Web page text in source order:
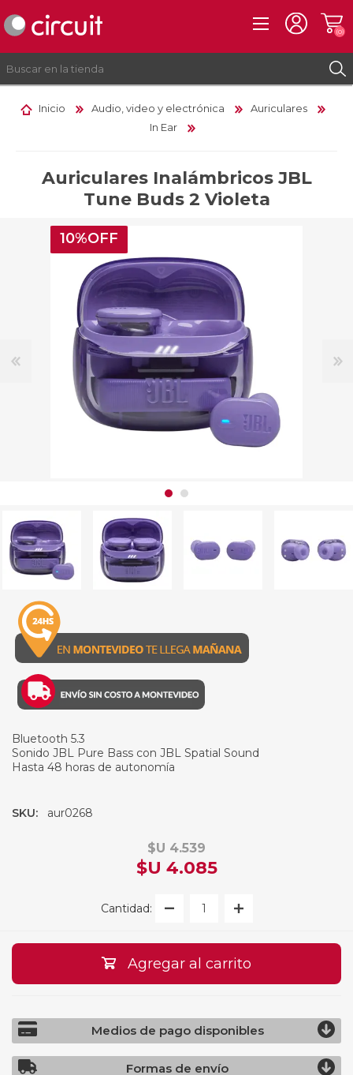
(0)
Inicio Audio, video y electrónica
Auriculares
In Ear
Auriculares Inalámbricos JBL
Tune Buds 2 Violeta
10%OFF
Bluetooth 5.3
Sonido JBL Pure Bass con JBL Spatial Sound
Hasta 48 horas de autonomía
SKU: aur0268
$U 4.539
$U 4.085
Cantidad:
Agregar al carrito
Medios de pago disponibles
Formas de envío